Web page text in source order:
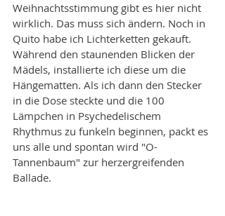
Weihnachtsstimmung gibt es hier nicht
wirklich. Das muss sich ändern. Noch in
Quito habe ich Lichterketten gekauft.
Während den staunenden Blicken der
Mädels, installierte ich diese um die
Hängematten. Als ich dann den Stecker
in die Dose steckte und die 100
Lämpchen in Psychedelischem
Rhythmus zu funkeln beginnen, packt es
uns alle und spontan wird "O-
Tannenbaum" zur herzergreifenden
Ballade.